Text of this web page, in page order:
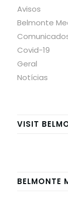
Avisos
Belmonte
Covid-19
Geral
Notícias
VISIT
BELMONTE